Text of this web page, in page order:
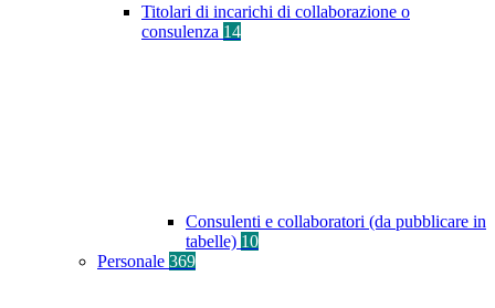
Titolari di incarichi di collaborazione o
consulenza 14
Consulenti e collaboratori (da pubblicare in
tabelle) 10
Personale 369